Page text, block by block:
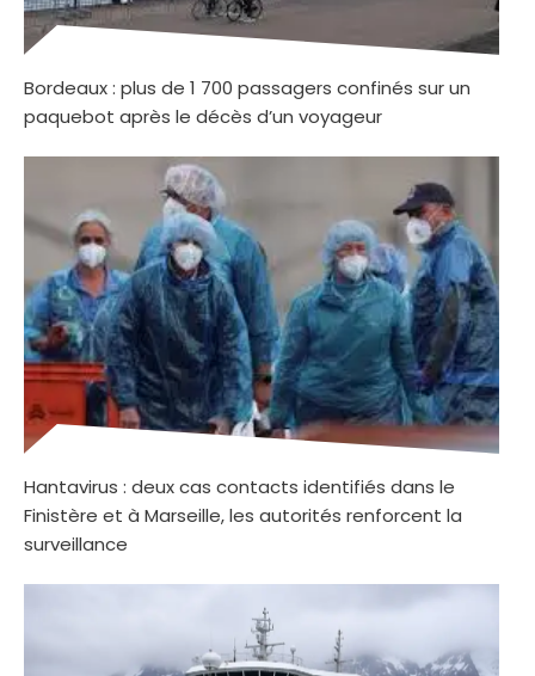
Bordeaux : plus de 1 700 passagers confinés sur un
paquebot après le décès d’un voyageur
Hantavirus : deux cas contacts identifiés dans le
Finistère et à Marseille, les autorités renforcent la
surveillance